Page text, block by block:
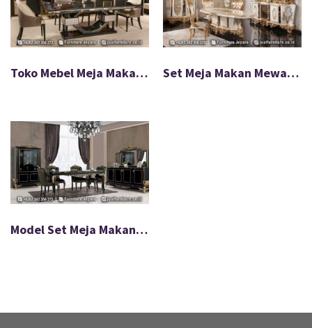
Toko Mebel Meja Makan Mewah Modern Jepara Terbaru FS-028 Set Meja Makan Mewah Ivory Gold Royal Carving FS-039
Model Set Meja Makan Mewah Klasik Carving FS-063